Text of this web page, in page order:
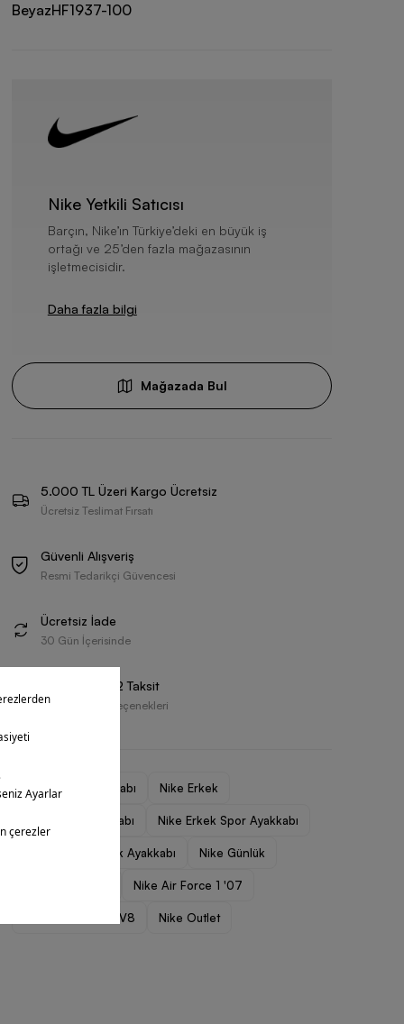
BeyazHF1937-100
Nike Yetkili Satıcısı
Barçın, Nike’ın Türkiye’deki en büyük iş
ortağı ve 25’den fazla mağazasının
işletmecisidir.
Daha fazla bilgi
Mağazada Bul
5.000 TL Üzeri Kargo Ücretsiz
Ücretsiz Teslimat Fırsatı
Güvenli Alışveriş
Resmi Tedarikçi Güvencesi
Ücretsiz İade
30 Gün İçerisinde
Vade Farksız 2 Taksit
Farklı Ödeme Seçenekleri
Erkek Spor Ayakkabı Nike Erkek
Nike Erkek Ayakkabı Nike Erkek Spor Ayakkabı
Nike Erkek Günlük Ayakkabı Nike Günlük
Nike Air Force 1 '07
Nike Air Force 1 LV8 Nike Outlet